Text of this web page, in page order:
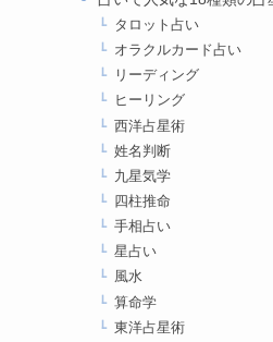
タロット占い
オラクルカード占い
リーディング
ヒーリング
西洋占星術
姓名判断
九星気学
四柱推命
手相占い
星占い
風水
算命学
東洋占星術